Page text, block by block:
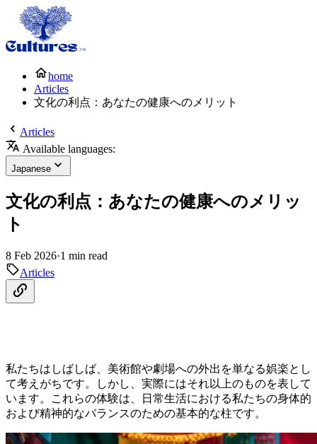
home
Articles
文化の利点：あなたの健康へのメリット
Articles
Available languages:
Japanese
文化の利点：あなたの健康へのメリッ
ト
8 Feb 2026·1 min read
Articles
私たちはしばしば、美術館や劇場への外出を単なる娯楽とし
て考えがちです。しかし、実際にはそれ以上のものを表して
います。これらの体験は、日常生活における私たちの身体的
および精神的なバランスのための基本的な柱です。